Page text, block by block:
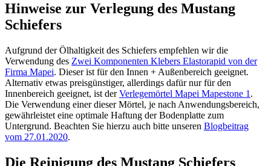
Hinweise zur Verlegung des Mustang
Schiefers
Aufgrund der Ölhaltigkeit des Schiefers empfehlen wir die
Verwendung des Zwei Komponenten Klebers Elastorapid von der
Firma Mapei. Dieser ist für den Innen + Außenbereich geeignet.
Alternativ etwas preisgünstiger, allerdings dafür nur für den
Innenbereich geeignet, ist derVerlegemörtel Mapei Mapestone 1 .
Die Verwendung einer dieser Mörtel, je nach Anwendungsbereich,
gewährleistet eine optimale Haftung der Bodenplatte zum
Untergrund. Beachten Sie hierzu auch bitte unseren Blogbeitrag
vom 27.01.2020.
Die Reinigung des Mustang Schiefers